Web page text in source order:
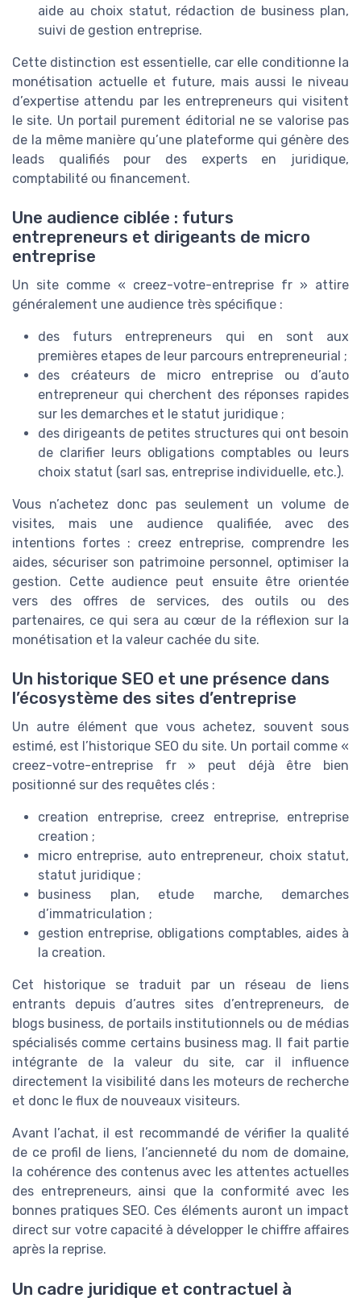
aide au choix statut, rédaction de business plan,
suivi de gestion entreprise.
Cette distinction est essentielle, car elle conditionne la
monétisation actuelle et future, mais aussi le niveau
d’expertise attendu par les entrepreneurs qui visitent
le site. Un portail purement éditorial ne se valorise pas
de la même manière qu’une plateforme qui génère des
leads qualifiés pour des experts en juridique,
comptabilité ou financement.
Une audience ciblée : futurs
entrepreneurs et dirigeants de micro
entreprise
Un site comme « creez-votre-entreprise fr » attire
généralement une audience très spécifique :
des futurs entrepreneurs qui en sont aux
premières etapes de leur parcours entrepreneurial ;
des créateurs de micro entreprise ou d’auto
entrepreneur qui cherchent des réponses rapides
sur les demarches et le statut juridique ;
des dirigeants de petites structures qui ont besoin
de clarifier leurs obligations comptables ou leurs
choix statut (sarl sas, entreprise individuelle, etc.).
Vous n’achetez donc pas seulement un volume de
visites, mais une audience qualifiée, avec des
intentions fortes : creez entreprise, comprendre les
aides, sécuriser son patrimoine personnel, optimiser la
gestion. Cette audience peut ensuite être orientée
vers des offres de services, des outils ou des
partenaires, ce qui sera au cœur de la réflexion sur la
monétisation et la valeur cachée du site.
Un historique SEO et une présence dans
l’écosystème des sites d’entreprise
Un autre élément que vous achetez, souvent sous
estimé, est l’historique SEO du site. Un portail comme «
creez-votre-entreprise fr » peut déjà être bien
positionné sur des requêtes clés :
creation entreprise, creez entreprise, entreprise
creation ;
micro entreprise, auto entrepreneur, choix statut,
statut juridique ;
business plan, etude marche, demarches
d’immatriculation ;
gestion entreprise, obligations comptables, aides à
la creation.
Cet historique se traduit par un réseau de liens
entrants depuis d’autres sites d’entrepreneurs, de
blogs business, de portails institutionnels ou de médias
spécialisés comme certains business mag. Il fait partie
intégrante de la valeur du site, car il influence
directement la visibilité dans les moteurs de recherche
et donc le flux de nouveaux visiteurs.
Avant l’achat, il est recommandé de vérifier la qualité
de ce profil de liens, l’ancienneté du nom de domaine,
la cohérence des contenus avec les attentes actuelles
des entrepreneurs, ainsi que la conformité avec les
bonnes pratiques SEO. Ces éléments auront un impact
direct sur votre capacité à développer le chiffre affaires
après la reprise.
Un cadre juridique et contractuel à